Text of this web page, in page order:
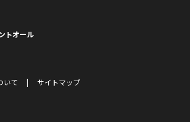
トオール
いて サイトマップ